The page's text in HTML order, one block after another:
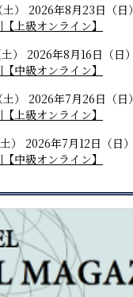
） 2026年8月23日（日）
上級オンライン】
） 2026年8月16日（日）
中級オンライン】
） 2026年7月26日（日）
上級オンライン】
） 2026年7月12日（日）
中級オンライン】